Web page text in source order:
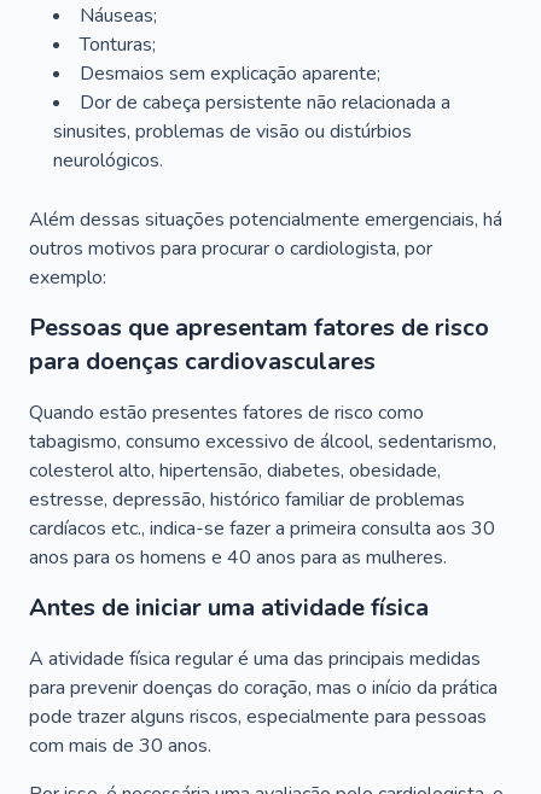
Náuseas;
Tonturas;
Desmaios sem explicação aparente;
Dor de cabeça persistente não relacionada a
sinusites, problemas de visão ou distúrbios
neurológicos.
Além dessas situações potencialmente emergenciais, há
outros motivos para procurar o cardiologista, por
exemplo:
Pessoas que apresentam fatores de risco
para doenças cardiovasculares
Quando estão presentes fatores de risco como
tabagismo, consumo excessivo de álcool, sedentarismo,
colesterol alto, hipertensão, diabetes, obesidade,
estresse, depressão, histórico familiar de problemas
cardíacos etc., indica-se fazer a primeira consulta aos 30
anos para os homens e 40 anos para as mulheres.
Antes de iniciar uma atividade física
A atividade física regular é uma das principais medidas
para prevenir doenças do coração, mas o início da prática
pode trazer alguns riscos, especialmente para pessoas
com mais de 30 anos.